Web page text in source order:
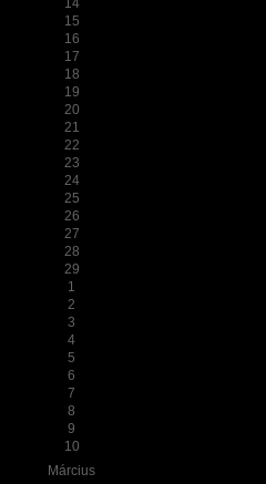
14
15
16
17
18
19
20
21
22
23
24
25
26
27
28
29
1
2
3
4
5
6
7
8
9
10
Március